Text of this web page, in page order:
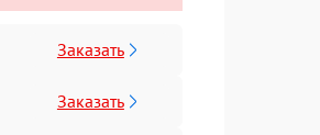
Заказать
Заказать